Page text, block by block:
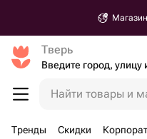
Тверь
Найти товары и
Тренды Скидки